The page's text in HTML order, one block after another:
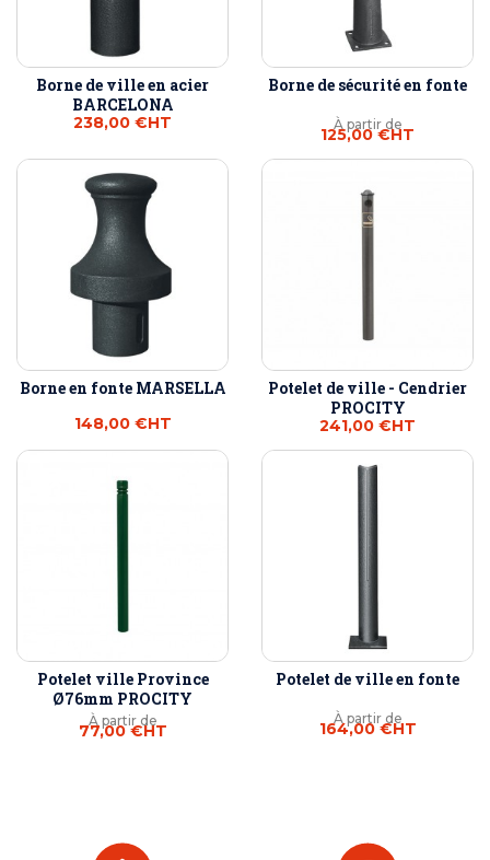
Borne de ville en acier
BARCELONA
238,00 €HT
Borne de sécurité en fonte
À partir de
125,00 €HT
Borne en fonte MARSELLA
148,00 €HT
Potelet de ville - Cendrier
PROCITY
241,00 €HT
Potelet ville Province
Ø76mm PROCITY
À partir de
77,00 €HT
Potelet de ville en fonte
À partir de
164,00 €HT